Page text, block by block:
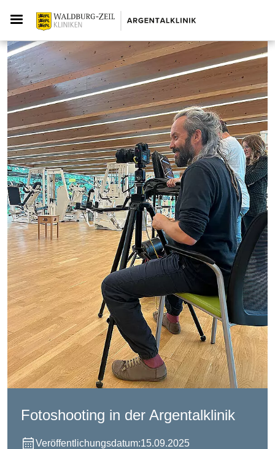
Fotoshooting in der Argentalklinik
Veröffentlichungsdatum:15.09.2025